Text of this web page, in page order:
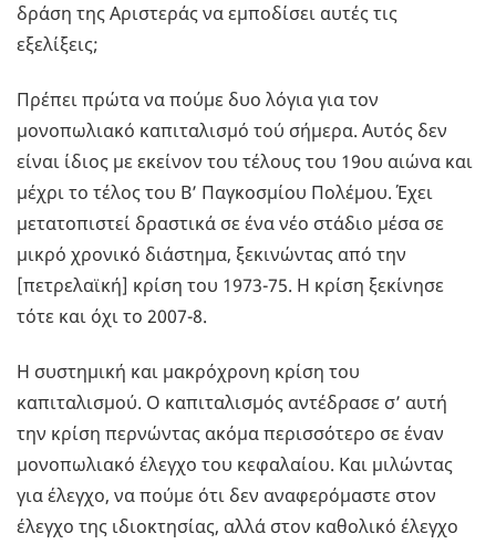
δράση της Αριστεράς να εμποδίσει αυτές τις
εξελίξεις;
Πρέπει πρώτα να πούμε δυο λόγια για τον
μονοπωλιακό καπιταλισμό τού σήμερα. Αυτός δεν
είναι ίδιος με εκείνον του τέλους του 19ου αιώνα και
μέχρι το τέλος του Β’ Παγκοσμίου Πολέμου. Έχει
μετατοπιστεί δραστικά σε ένα νέο στάδιο μέσα σε
μικρό χρονικό διάστημα, ξεκινώντας από την
[πετρελαϊκή] κρίση του 1973-75. Η κρίση ξεκίνησε
τότε και όχι το 2007-8.
Η συστημική και μακρόχρονη κρίση του
καπιταλισμού. Ο καπιταλισμός αντέδρασε σ’ αυτή
την κρίση περνώντας ακόμα περισσότερο σε έναν
μονοπωλιακό έλεγχο του κεφαλαίου. Και μιλώντας
για έλεγχο, να πούμε ότι δεν αναφερόμαστε στον
έλεγχο της ιδιοκτησίας, αλλά στον καθολικό έλεγχο